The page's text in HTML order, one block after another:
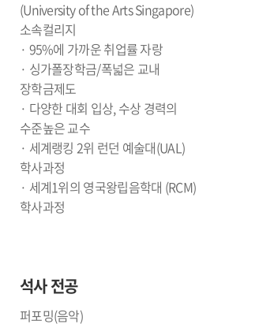
(University of the Arts Singapore)
소속컬리지
· 95%에 가까운 취업률 자랑
· 싱가폴장학금/폭넓은 교내
장학금제도
· 다양한 대회 입상, 수상 경력의
수준높은 교수
· 세계랭킹 2위 런던 예술대(UAL)
학사과정
· 세계1위의 영국왕립음학대 (RCM)
학사과정
석사 전공
퍼포밍(음악)